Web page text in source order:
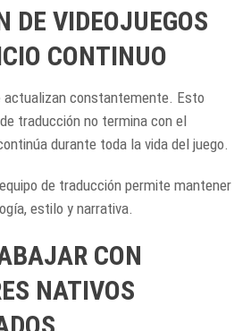
DE VIDEOJUEGOS
CONTINUO
actualizan constantemente. Esto
traducción no termina con el
durante toda la vida del juego.
de traducción permite mantener
estilo y narrativa.
CON
NATIVOS